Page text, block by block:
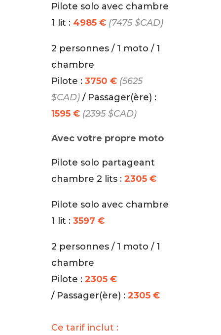
Pilote solo avec chambre
1 lit : 4985 € (7475 $CAD)
2 personnes / 1 moto / 1
chambre
Pilote : 3750 € (5625
$CAD) / Passager(ère) :
1595 € (2395 $CAD)
Avec votre propre moto
Pilote solo partageant
chambre 2 lits : 2305 €
Pilote solo avec chambre
1 lit : 3597 €
2 personnes / 1 moto / 1
chambre
Pilote : 2305 €
/ Passager(ère) : 2305 €
Ce tarif inclut :